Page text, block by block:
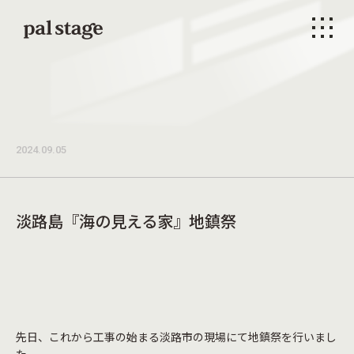
メニ
2024.09.05
淡路島『海の見える家』地鎮祭
先日、これから工事の始まる淡路市の現場にて地鎮祭を行いまし